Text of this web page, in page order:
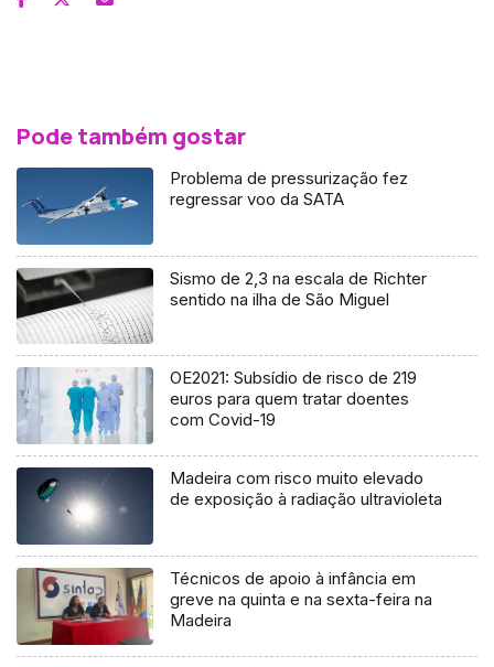
Pode também gostar
Problema de pressurização fez
regressar voo da SATA
Sismo de 2,3 na escala de Richter
sentido na ilha de São Miguel
OE2021: Subsídio de risco de 219
euros para quem tratar doentes
com Covid-19
Madeira com risco muito elevado
de exposição à radiação ultravioleta
Técnicos de apoio à infância em
greve na quinta e na sexta-feira na
Madeira